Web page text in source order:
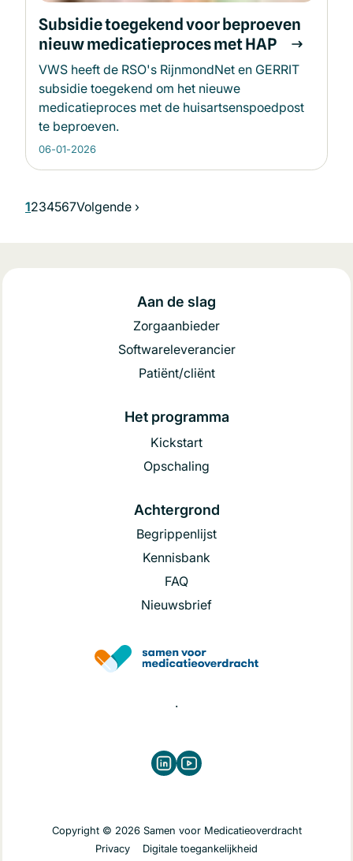
Subsidie toegekend voor beproeven
nieuw medicatieproces met HAP
VWS heeft de RSO's RijnmondNet en GERRIT
subsidie toegekend om het nieuwe
medicatieproces met de huisartsenspoedpost
te beproeven.
06-01-2026
Huidige pagina
1Pagina
2Pagina
3Pagina
4Pagina
5Pagina
6Pagina
7Volgende pagina
Volgende ›
Aan de slag
Zorgaanbieder
Softwareleverancier
Patiënt/cliënt
Het programma
Kickstart
Opschaling
Achtergrond
Begrippenlijst
Kennisbank
FAQ
Nieuwsbrief
.
LinkedInYoutube
Copyright © 2026 Samen voor Medicatieoverdracht
Privacy
Digitale toegankelijkheid